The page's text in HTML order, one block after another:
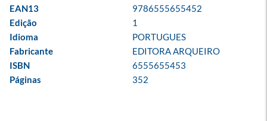
EAN13
9786555655452
Edição
1
Idioma
PORTUGUES
Fabricante
EDITORA ARQUEIRO
ISBN
6555655453
Páginas
352